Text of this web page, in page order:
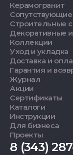
Керамогранит
Сопутствующие
Строительные
Декоративные
Коллекции
Уход и укладка
Доставка и
Гарантия и
Журнал
Акции
Сертификаты
Каталоги
Инструкции
Для бизнеса
Проекты
8 (343)